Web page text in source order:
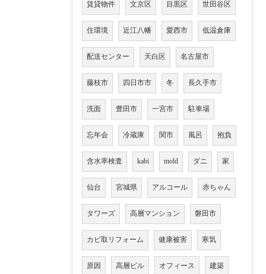
賃貸物件 文京区 目黒区 世田谷区
住環境 近江八幡 愛西市 低温倉庫
配送センター 天白区 名古屋市
藤枝市 四日市市 冬 長久手市
洗面 豊田市 一宮市 駐車場
忘年会 冷蔵庫 関市 風呂 抱負
含水率検査 kabi mold ダニ 家
仙台 宮城県 アルコール 赤ちゃん
タワーズ 高層マンション 磐田市
カビ取リフォーム 健康被害 寒気
原因 高層ビル オフィース 建築